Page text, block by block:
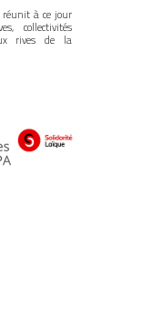
réunit à ce jour
collectivités
rives de la